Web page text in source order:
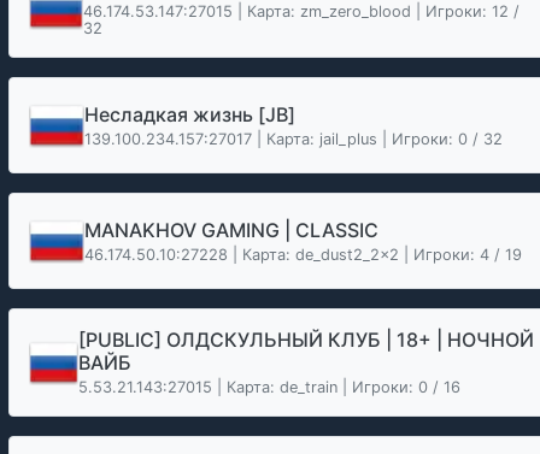
46.174.53.147:27015 | Карта: zm_zero_blood | Игроки: 12 /
32
Несладкая жизнь [JB]
139.100.234.157:27017 | Карта: jail_plus | Игроки: 0 / 32
MANAKHOV GAMING | CLASSIC
46.174.50.10:27228 | Карта: de_dust2_2x2 | Игроки: 4 / 19
[PUBLIC] ОЛДСКУЛЬНЫЙ КЛУБ | 18+ | НОЧНОЙ
ВАЙБ
5.53.21.143:27015 | Карта: de_train | Игроки: 0 / 16